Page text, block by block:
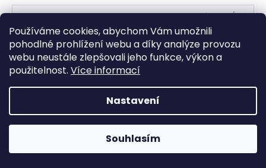
Používáme cookies, abychom Vám umožnili
pohodlné prohlížení webu a díky analýze provozu
webu neustále zlepšovali jeho funkce, výkon a
použitelnost. Více informací
Nastavení
Souhlasím
Kód:1326/8 M